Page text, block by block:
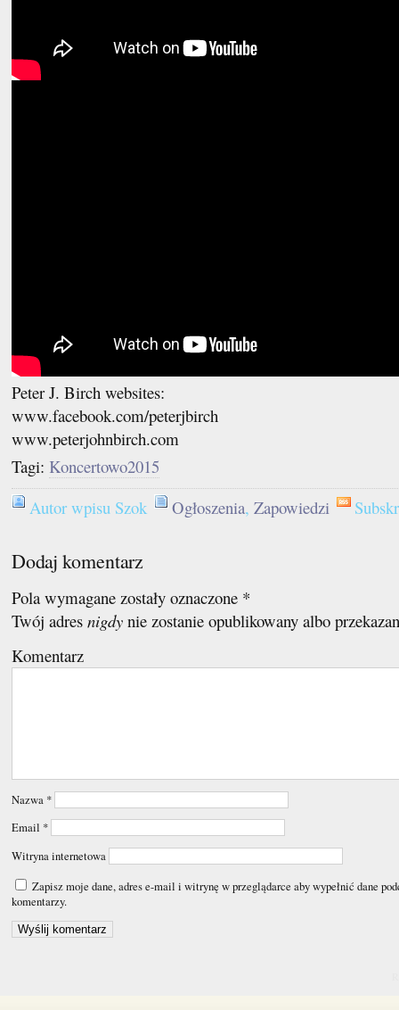
Peter J. Birch websites:
www.facebook.com/peterjbirch
www.peterjohnbirch.com
Tagi: Koncertowo2015
Autor wpisu Szok
Ogłoszenia, Zapowiedzi
Dodaj komentarz
Pola wymagane zostały oznaczone *
Twój adres nigdynie zostanie opublikowany albo
Komentarz
Nazwa *
Email *
Witryna internetowa
Zapisz moje dane, adres e-mail i witrynę w przeglądarce aby wypełnić dane
komentarzy.